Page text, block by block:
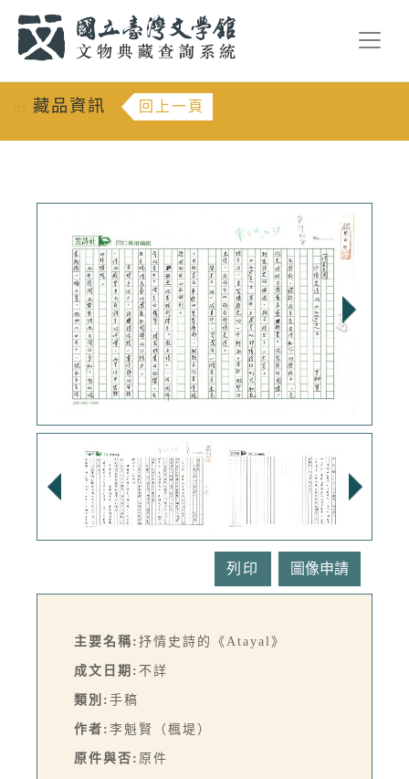
::: 藏品資訊 回上一頁
列印
主要名稱: 抒情史詩的《Atayal》
成文日期: 不詳
類別: 手稿
作者: 李魁賢（楓堤）
原件與否: 原件